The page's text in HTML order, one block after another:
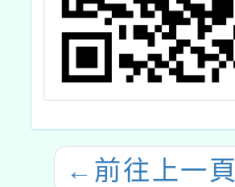
← 前往上一頁